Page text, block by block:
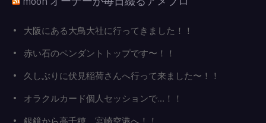
大阪にある大鳥大社に行ってきました！！
赤い石のペンダントトップです〜！！
久しぶりに伏見稲荷さんへ行って来ました〜！！
オラクルカード個人セッションで…！！
銀鏡から高千穂、宮崎空港へ！！